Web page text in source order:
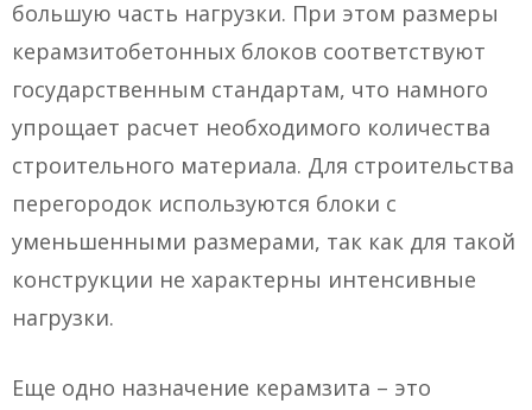
большую часть нагрузки. При этом размеры
керамзитобетонных блоков соответствуют
государственным стандартам, что намного
упрощает расчет необходимого количества
строительного материала. Для строительства
перегородок используются блоки с
уменьшенными размерами, так как для такой
конструкции не характерны интенсивные
нагрузки.
Еще одно назначение керамзита – это